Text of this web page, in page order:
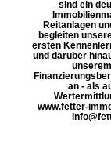
sind ein
Reitanlagen
begleiten
ersten
und darüber
an - als
www.fetter-